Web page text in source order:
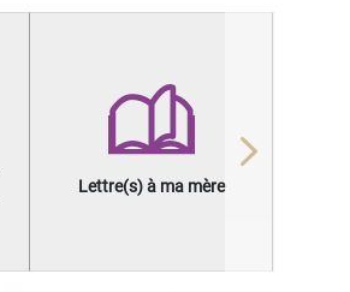
Lettre(s) à ma mère
Next